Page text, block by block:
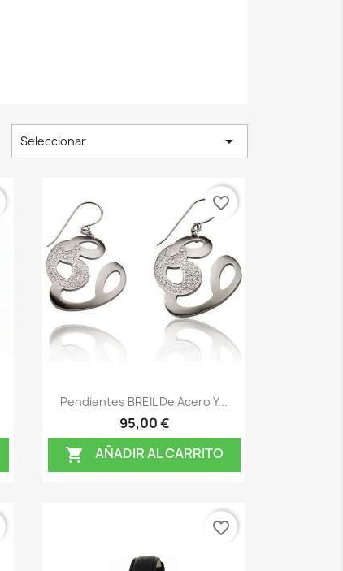
Seleccionar 
Vista rápida
Pendientes BREIL De Acero Y...
95,00 €
 AÑADIR AL CARRITO
favorite_border
favorite_border